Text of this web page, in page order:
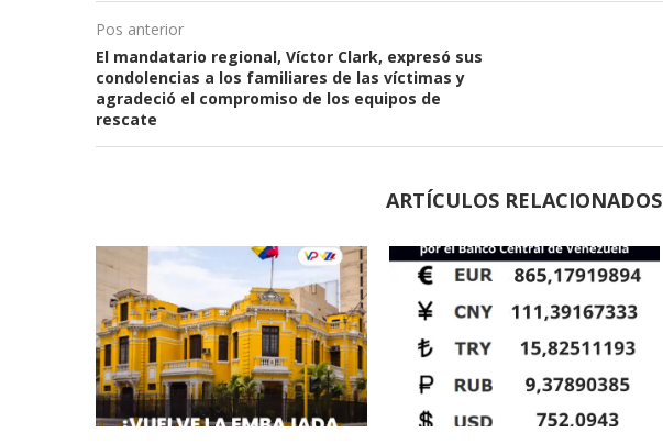
Pos anterior
El mandatario regional, Víctor Clark, expresó sus
condolencias a los familiares de las víctimas y
agradeció el compromiso de los equipos de
rescate
ARTÍCULOS RELACIONADOS